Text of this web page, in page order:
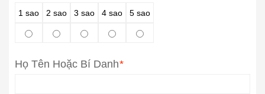
1 sao 2 sao 3 sao 4 sao 5 sao
*
Họ Tên Hoặc Bí Danh